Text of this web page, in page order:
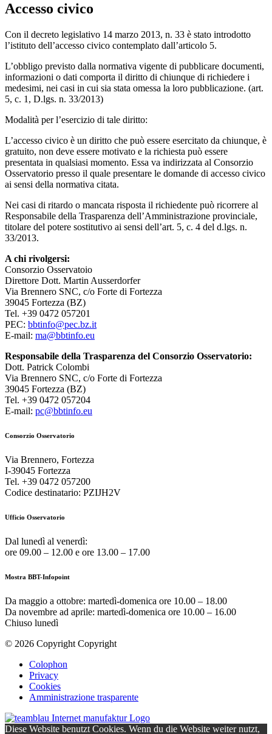
Accesso civico
Con il decreto legislativo 14 marzo 2013, n. 33 è stato introdotto
l’istituto dell’accesso civico contemplato dall’articolo 5.
L’obbligo previsto dalla normativa vigente di pubblicare documenti,
informazioni o dati comporta il diritto di chiunque di richiedere i
medesimi, nei casi in cui sia stata omessa la loro pubblicazione. (art.
5, c. 1, D.lgs. n. 33/2013)
Modalità per l’esercizio di tale diritto:
L’accesso civico è un diritto che può essere esercitato da chiunque, è
gratuito, non deve essere motivato e la richiesta può essere
presentata in qualsiasi momento. Essa va indirizzata al Consorzio
Osservatorio presso il quale presentare le domande di accesso civico
ai sensi della normativa citata.
Nei casi di ritardo o mancata risposta il richiedente può ricorrere al
Responsabile della Trasparenza dell’Amministrazione provinciale,
titolare del potere sostitutivo ai sensi dell’art. 5, c. 4 del d.lgs. n.
33/2013.
A chi rivolgersi:
Consorzio Osservatoio
Direttore Dott. Martin Ausserdorfer
Via Brennero SNC, c/o Forte di Fortezza
39045 Fortezza (BZ)
Tel. +39 0472 057201
PEC: bbtinfo@pec.bz.it
E-mail: ma@bbtinfo.eu
Responsabile della Trasparenza del Consorzio Osservatorio:
Dott. Patrick Colombi
Via Brennero SNC, c/o Forte di Fortezza
39045 Fortezza (BZ)
Tel. +39 0472 057204
E-mail: pc@bbtinfo.eu
Consorzio Osservatorio
Via Brennero, Fortezza
I-39045 Fortezza
Tel. +39 0472 057200
Codice destinatario: PZIJH2V
Ufficio Osservatorio
Dal lunedì al venerdì:
ore 09.00 – 12.00 e ore 13.00 – 17.00
Mostra BBT-Infopoint
Da maggio a ottobre: martedì-domenica ore 10.00 – 18.00
Da novembre ad aprile: martedì-domenica ore 10.00 – 16.00
Chiuso lunedì
© 2026 Copyright Copyright
Colophon
Privacy
Cookies
Amministrazione trasparente
Diese Website benutzt Cookies. Wenn du die Website weiter nutzt,